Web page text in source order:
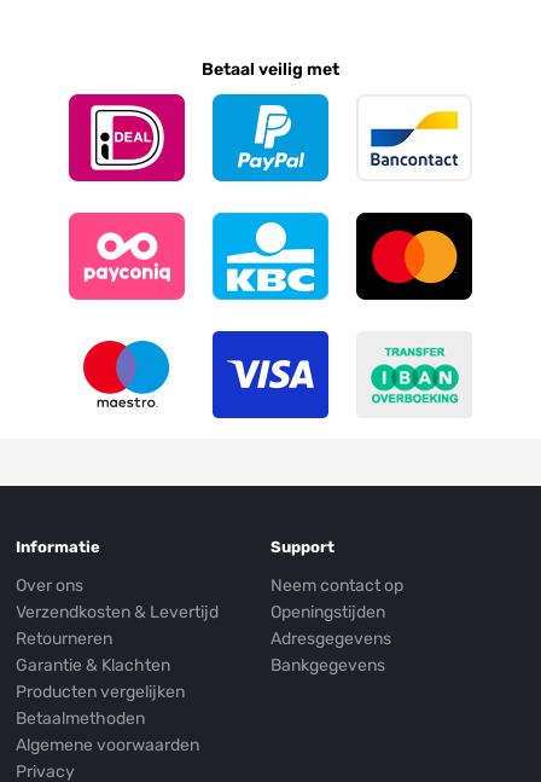
Betaal veilig met
Informatie
Over ons
Verzendkosten & Levertijd
Retourneren
Garantie & Klachten
Producten vergelijken
Betaalmethoden
Algemene voorwaarden
Privacy
Support
Neem contact op
Openingstijden
Adresgegevens
Bankgegevens